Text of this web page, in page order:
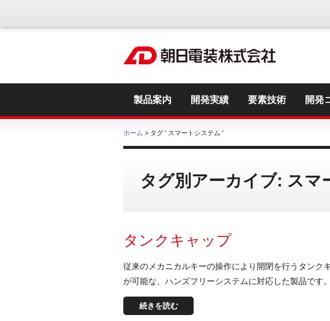
製品案内 開発実績 要素技術 開発
ホーム > タグ ' スマートシステム '
タグ別アーカイブ: スマ
タンクキャップ
従来のメカニカルキーの操作により開閉を行うタンク
が可能な、ハンズフリーシステムに対応した製品です。
続きを読む